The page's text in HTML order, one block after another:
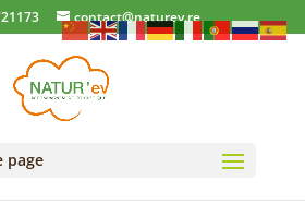
contact@naturev.re
page